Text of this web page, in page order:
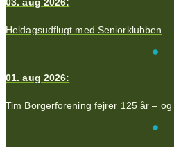
03. aug 2026:
Heldagsudflugt med Seniorklubben
01. aug 2026:
Tim Borgerforening fejrer 125 år –